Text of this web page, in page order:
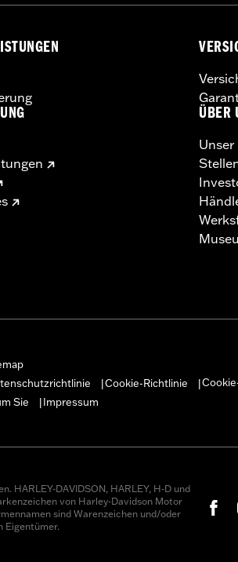
ÜBER
Cookie-Richtlinie
Sie
Impressum
HARLEY-DAVIDSON, HARLEY, H-D und
von Harley-Davidson Motor
sind Warenzeichen und/oder
Eigentümer.